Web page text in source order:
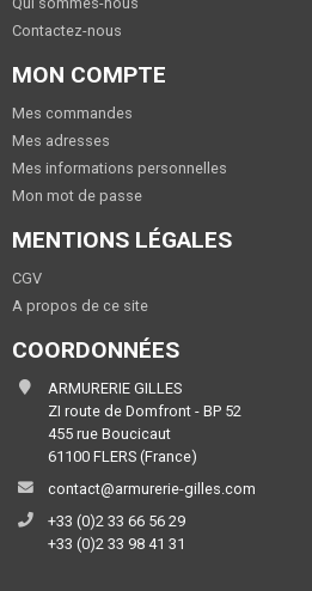
Contactez-nous
MON COMPTE
Mes commandes
Mes adresses
Mes informations personnelles
Mon mot de passe
MENTIONS LÉGALES
CGV
A propos de ce site
COORDONNÉES
ARMURERIE GILLES
ZI route de Domfront - BP 52
455 rue Boucicaut
61100 FLERS (France)
contact@armurerie-gilles.com
+33 (0)2 33 66 56 29
+33 (0)2 33 98 41 31